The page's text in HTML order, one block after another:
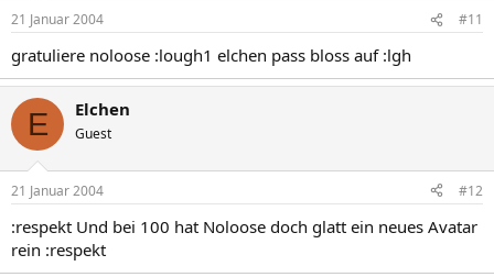
21 Januar 2004 #11
gratuliere noloose :lough1 elchen pass bloss auf :lgh
E Elchen
Guest
21 Januar 2004 #12
:respekt Und bei 100 hat Noloose doch glatt ein neues Avatar
rein :respekt